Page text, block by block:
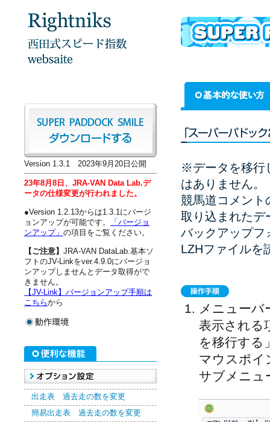
Version 1.3.1 2023年9月20日公開
23年8月8日、JRA-VAN Data Lab.デ
ータの仕様変更が行われました。
●Version 1.2.13からは1.3.1にバージ
ョンアップが可能です。
「バージョ
ンアップ」 の項目をご覧ください。
【ご注意】 JRA-VAN DataLab.基本ソ
フトのJV-Linkをver.4.9.0にバージョ
ンアップしませんとデータ取得がで
きません。
【JV-Link】バージョンアップ手順は
こちらから
出走表 過去走の数を変更
簡易出走表 過去走の数を変更
※データを移行
はありません。
競馬道コメント
取り込まれたデ
バックアップフ
LZHファイルを
メニュー
表示される
を移行する
マウスポイ
サブメニュ